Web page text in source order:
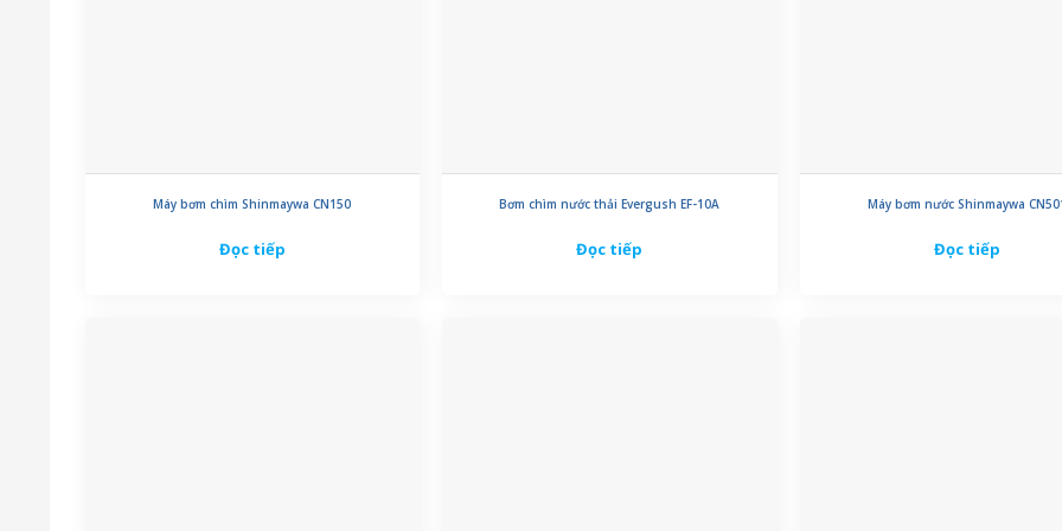
Máy bơm chìm Shinmaywa CN150
Đọc tiếp
Bơm chìm nước thải Evergush EF-10A
Đọc tiếp
Máy bơm nước Shinmaywa
Đọc tiếp